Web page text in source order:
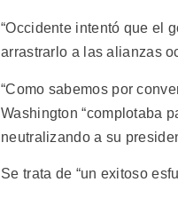
“Occidente intentó que el
arrastrarlo a las alianzas
“Como sabemos por
Washington “complotaba
neutralizando a su
Se trata de “un exitoso